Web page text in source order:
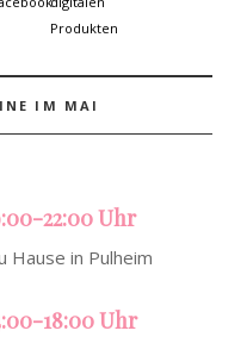
IM MAI
22:00 Uhr
Hause in Pulheim
18:00 Uhr